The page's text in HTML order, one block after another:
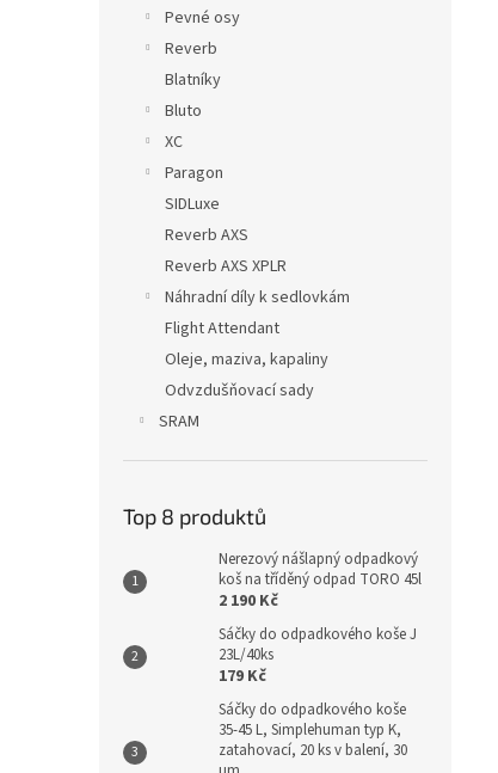
Pevné osy
Reverb
Blatníky
Bluto
XC
Paragon
SIDLuxe
Reverb AXS
Reverb AXS XPLR
Náhradní díly k sedlovkám
Flight Attendant
Oleje, maziva, kapaliny
Odvzdušňovací sady
SRAM
Top 8 produktů
Nerezový nášlapný odpadkový
koš na tříděný odpad TORO 45l
2 190 Kč
Sáčky do odpadkového koše J
23L/40ks
179 Kč
Sáčky do odpadkového koše
35-45 L, Simplehuman typ K,
zatahovací, 20 ks v balení, 30